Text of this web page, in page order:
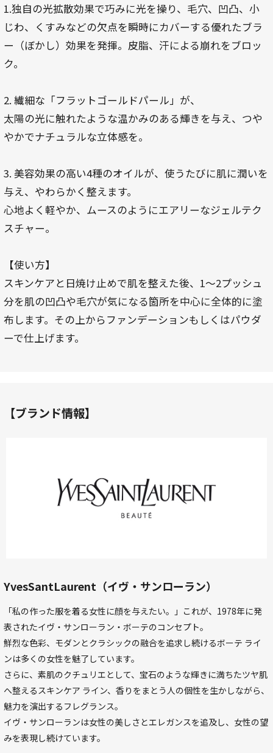
1.独自の光拡散効果で巧みに光を操り、毛穴、凹凸、小
じわ、くすみなどの欠点を瞬時にカバーする優れたブラ
ー（ぼかし）効果を発揮。皮脂、汗による崩れをブロッ
ク。
2. 繊細な「フラットゴールドパール」が、
太陽の光に触れたような温かみのある輝きを与え、つや
やかでナチュラルな立体感を。
3. 美容効果の高い4種のオイルが、使うたびに肌に潤いを
与え、やわらかく整えます。
心地よく軽やか、ムースのようにエアリーなジェルテク
スチャー。
【使い方】
スキンケアと日焼け止めで肌を整えた後、1～2プッシュ
分を肌の凹凸や毛穴が気になる箇所を中心に全体的に塗
布します。その上からファンデーションもしくはパウダ
ーで仕上げます。
【ブランド情報】
YvesSantLaurent（イヴ・サンローラン）
「私の作った服を着る女性に顔を与えたい。」これが、1978年に発
表されたイヴ・サンローラン・ボーテのコンセプト。
鮮烈な色彩、モダンとクラシックの融合を追求し続けるボーテ ライ
ンは多くの女性を魅了しています。
さらに、素肌のクチュリエとして、宝石のような輝きに満ちたツヤ肌
へ整えるスキンケア ライン、香りをまとう人の個性を生かしながら、
魅力を演出するフレグランス。
イヴ・サンローランは女性の美しさとエレガンスを追及し、女性の望
みを表現し続けています。